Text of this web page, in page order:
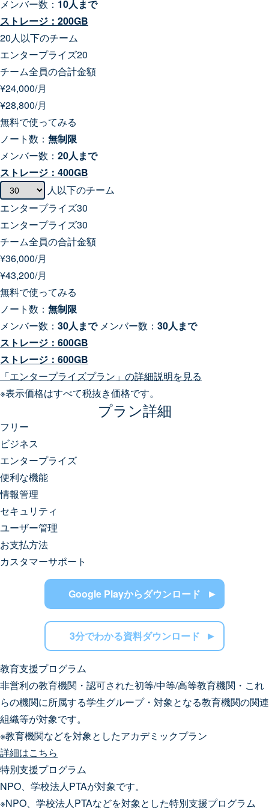
メンバー数： 10人まで
ストレージ：200GB
20人以下のチーム
エンタープライズ20
チーム全員の合計金額
¥24,000/月
¥28,800/月
無料で使ってみる
ノート数： 無制限
メンバー数： 20人まで
ストレージ：400GB
人以下のチーム
エンタープライズ30
エンタープライズ30
チーム全員の合計金額
¥36,000/月
¥43,200/月
無料で使ってみる
ノート数： 無制限
メンバー数： 30人まで メンバー数： 30人まで
ストレージ： 600GB
ストレージ： 600GB
「エンタープライズプラン」の詳細説明を見る
※表示価格はすべて税抜き価格です。
プラン詳細
フリー
ビジネス
エンタープライズ
便利な機能
テンプレート機能
メール自動転送機能
情報管理
バックアップデータ保持
誤削除防止機能
情報アーカイブ
閲覧のみ権限？
データエクスポート？
利用状況レポート？
セキュリティ
2段階認証
2段階認証の強制
アクセスログ？
（シングルサインオン）？
IPアドレス制限？
モバイル端末制限？
ファイル添付禁止？
ファイルDL禁止
ユーザー管理
制限メンバー
1フォルダゲスト
所属部署名の設定？
お支払方法
クレジットカード
銀行振込？
カスタマーサポート
優先サポート？
専任のサポートチームによる対応？
Google Playからダウンロード
3分でわかる資料ダウンロード
教育支援プログラム
非営利の教育機関・認可された初等/中等/高等教育機関・これ
らの機関に所属する学生グループ・対象となる教育機関の関連
組織等が対象です。
※教育機関などを対象としたアカデミックプラン
詳細はこちら
特別支援プログラム
NPO、学校法人PTAが対象です。
※NPO、学校法人PTAなどを対象とした特別支援プログラム